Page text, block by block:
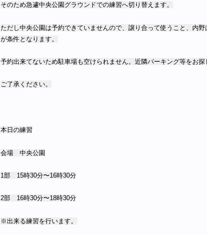
そのため急遽中央公園グラウンドでの練習へ切り替えます。
ただし中央公園は予約できていませんので、譲り合って使うこと、内
が条件となります。
予約出来てないため駐車場も空けられません。近隣パーキング等をお探
ご了承ください。
本日の練習
会場 中央公園
1部 15時30分〜16時30分
2部 16時30分〜18時30分
※出来る練習を行います。